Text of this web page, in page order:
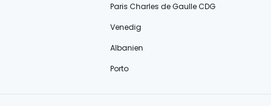
Paris Charles de Gaulle CDG
Venedig
Albanien
Porto